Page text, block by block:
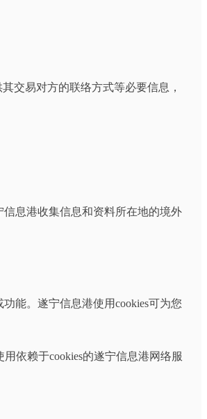
交易对方的联络方式等必要信息，
息港收集信息和资料所在地的境外
能。遂宁信息港使用cookies可为您
依赖于cookies的遂宁信息港网络服